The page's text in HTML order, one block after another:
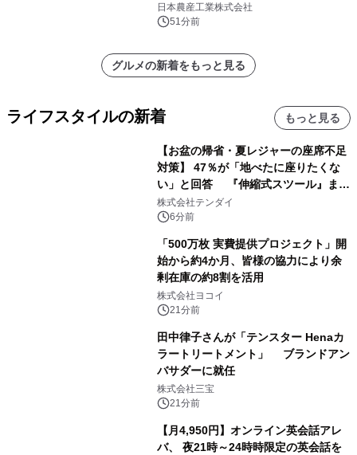
みの日本農産工業より8月以降順次発
売
日本農産工業株式会社
51分前
グルメの新着をもっと見る
ライフスタイルの新着 もっと見る
【お盆の帰省・夏レジャーの座席不足
対策】 47％が「地べたに座りたくな
い」と回答 『伸縮式スツール』まと
め買いキャンペーンを8/6開始
株式会社テンダイ
6分前
「500万枚 実費提供プロジェクト」開
始から約4か月、皆様の協力により余
剰在庫の約8割を活用
株式会社ヨコイ
21分前
田中律子さんが「テンスター Henaカ
ラートリートメント」 ブランドアン
バサダーに就任
株式会社三宝
21分前
【月4,950円】オンライン英会話アレ
バ、 夜21時～24時時限定の英会話を